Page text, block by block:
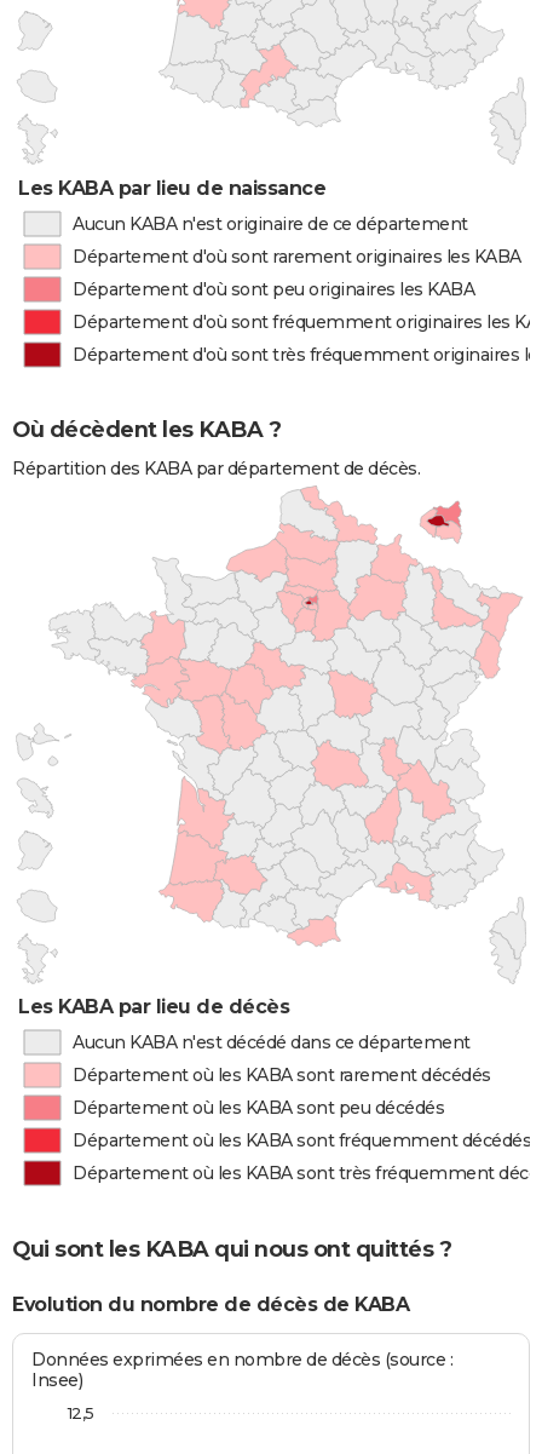
Les KABA par lieu de naissance
Aucun KABA n'est originaire de ce département
Département d'où sont rarement originaires les KABA
Département d'où sont peu originaires les KABA
Département d'où sont fréquemment originaires les
Département d'où sont très fréquemment originaires
Où décèdent les KABA ?
Répartition des KABA par département de décès.
Les KABA par lieu de décès
Aucun KABA n'est décédé dans ce département
Département où les KABA sont rarement décédés
Département où les KABA sont peu décédés
Département où les KABA sont fréquemment décédés
Département où les KABA sont très fréquemment
Qui sont les KABA qui nous ont quittés ?
Evolution du nombre de décès de KABA
Données exprimées en nombre de décès (source :
Insee)
12,5